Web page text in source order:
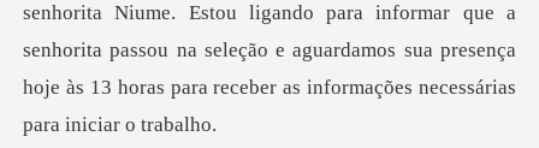
ndo para informar que a
senhorita passou na seleção e aguardamos sua presença
h